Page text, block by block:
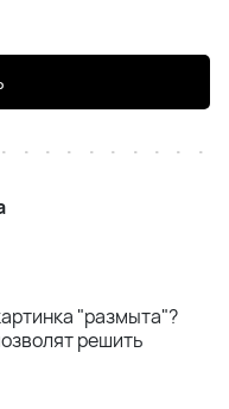
"размыта"?
решить